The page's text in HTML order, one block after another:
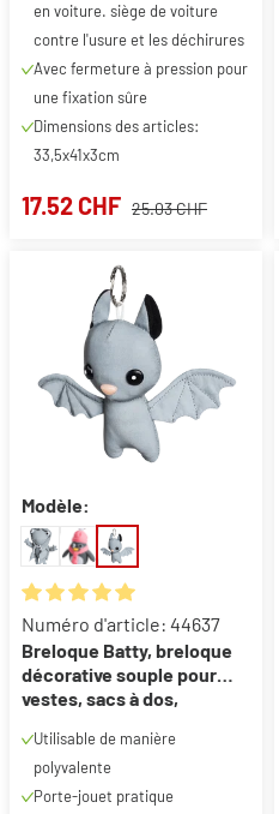
en voiture. siège de voiture
contre l'usure et les déchirures
Avec fermeture à pression pour
une fixation sûre
Dimensions des articles:
33,5x41x3cm
17.52 CHF 25.03 CHF
Modèle:
Note moyenne de 5 sur 5 étoiles
Numéro d'article: 44637
Breloque Batty, breloque
décorative souple pour
vestes, sacs à dos,
Utilisable de manière
polyvalente
Porte-jouet pratique